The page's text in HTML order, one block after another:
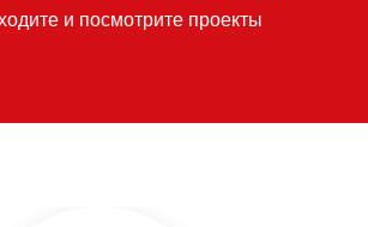
и посмотрите проекты